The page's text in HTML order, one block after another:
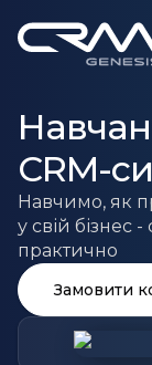
CRM-
Навчимо, як
у свій бізнес
практично
Замовити